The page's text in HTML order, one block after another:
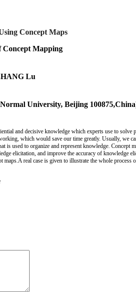
Concept Maps
Concept Mapping
Lu
Normal University, Beijing 100875,China
and decisive knowledge which experts use to solve
which would save our time greatly. Usually, we
used to organize and represent knowledge. Concept
elicitation, and improve the accuracy of knowledge
real case is given to illustrate the whole process